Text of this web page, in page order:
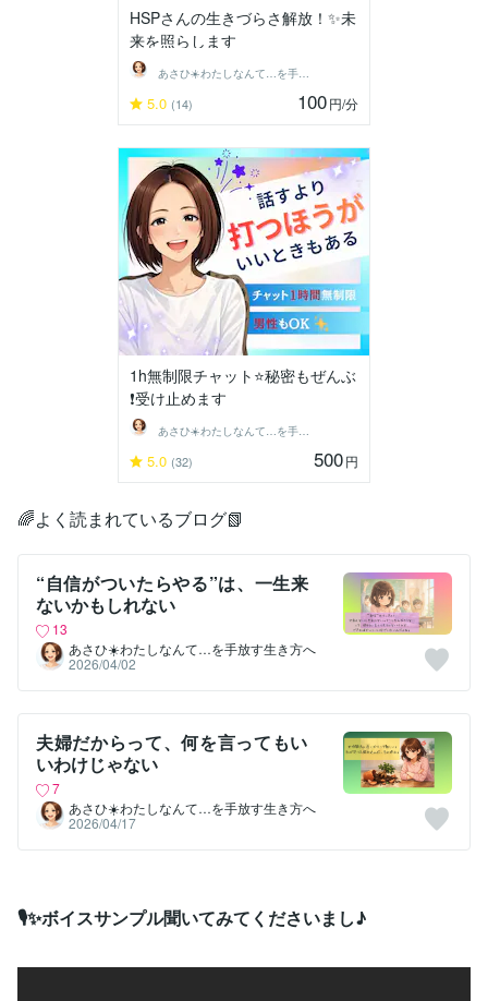
HSPさんの生きづらさ解放！✨未
来を照らします
あさひ☀️わたしなんて…を手放す生き方へ
5.0 (14) 100円/分
1h無制限チャット⭐️秘密もぜんぶ
❗️受け止めます
あさひ☀️わたしなんて…を手放す生き方へ
5.0 (32) 500円
🌈よく読まれているブログ📗
“自信がついたらやる”は、一生来
ないかもしれない
13
あさひ☀️わたしなんて…を手放す生き方へ
2026/04/02
夫婦だからって、何を言ってもい
いわけじゃない
7
あさひ☀️わたしなんて…を手放す生き方へ
2026/04/17
🎙️✨ボイスサンプル聞いてみてくださいまし♪